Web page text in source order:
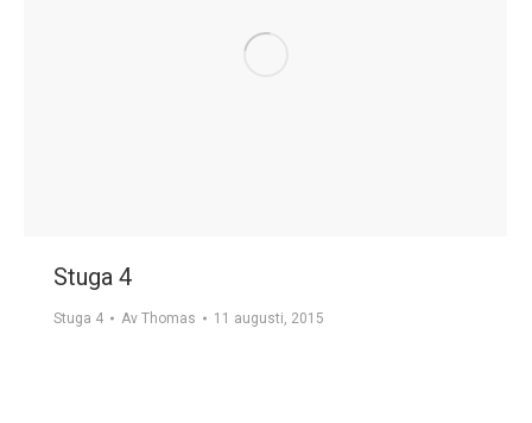
Stuga 4
Stuga 4 Av Thomas 11 augusti, 2015